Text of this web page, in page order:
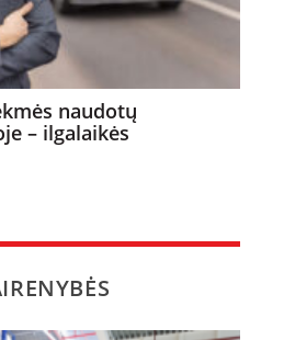
naudotų
– ilgalaikės